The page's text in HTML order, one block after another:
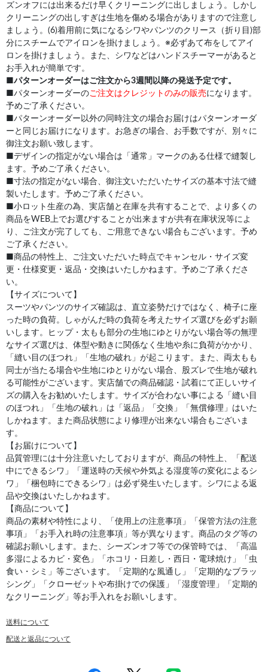
ズンオフには出来るだけ早くクリーニングに出しましょう。しかし
クリーニングの出しすぎは生地を傷める場合がありますので注意し
ましょう。(6)着用前に気になるシワやパンツのクリース（折り目)部
分にスチームでアイロンを掛けましょう。※必ずあて布をしてアイ
ロンを掛けましょう。また、シワなどはハンドスチーマーがあると
お手入れが簡単です。
パターンオーダーはご注文から3週間以降の発送予定です。
■パターンオーダーのご注文はクレジットのみの販売になります。
予めご了承ください。
■パターンオーダー以外の同時注文の場合お届けはパターンオーダ
ーと同じお届けになります。お急ぎの場合、お手数ですが、別々に
御注文お願い致します。
■デザインの指定がない場合は「通常」マークのある仕様で縫製し
ます。予めご了承ください。
■寸法の指定がない場合、御注文いただいたサイズの基本寸法で縫
製いたします。予めご了承ください。
■小ロット生産の為、実店舗と在庫を共有することで、より多くの
商品をWEB上でお選びすることが出来ますが共有在庫状況等によ
り、ご注文が完了しても、ご用意できない場合もございます。予め
ご了承ください。
■商品の特性上、ご注文いただいた時点でキャンセル・サイズ変
更・仕様変更・返品・交換はいたしかねます。予めご了承くださ
い。
【サイズについて】
スーツやパンツのサイズ確認は、直立姿勢だけではなく、椅子に座
った時の負荷。しゃがんだ時の負荷を考えたサイズ選びを必ずお願
いします。ヒップ・太もも部分の生地にゆとりがない場合等の無理
なサイズ選びは、体型や動きに関係なく生地や糸に負荷がかかり、
「縫い目のほつれ」「生地の破れ」が起こります。また、両太もも
同士が当たる場合や生地にゆとりがない場合、股ズレで生地が破れ
る可能性がございます。実店舗での商品確認・試着にて正しいサイ
ズの購入をお勧めいたします。サイズが合わない事による「縫い目
のほつれ」「生地の破れ」は「返品」「交換」「無償修理」はいた
しかねます。また商品状態により修理が出来ない場合もございま
す。
【お届けについて】
品質管理には十分注意いたしておりますが、商品の特性上、「配送
中にできるシワ」「運送時の天候や外気よる湿度等の変化によるシ
ワ」「梱包時にできるシワ」は必ず発生いたします。シワによる返
品や交換はいたしかねます。
【商品について】
商品の素材や特性により、「使用上の注意事項」「保管方法の注意
事項」「お手入れ時の注意事項」等が異なります。商品のタグ等の
確認お願いします。また、シーズンオフ等での保管時では、「高温
多湿によるカビ・変色」「ホコリ・日差し・西日・電球焼け」「虫
食い・シミ」等ございます。「定期的な風通し」「定期的なブラッ
シング」「クローゼットや布掛けでの保護」「湿度管理」「定期的
なクリーニング」等お手入れをお願いします。
送料について
配送と返品について